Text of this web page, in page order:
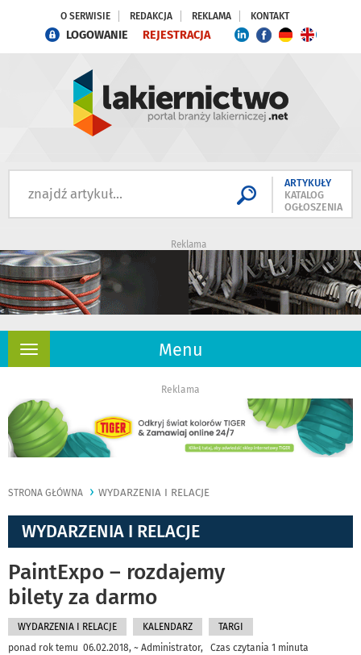
O SERWISIE REDAKCJA REKLAMA KONTAKT
LOGOWANIE REJESTRACJA
ARTYKUŁY
KATALOG
OGŁOSZENIA
Reklama
Menu
Rozwiń
Reklama
STRONA GŁÓWNA WYDARZENIA I RELACJE
WYDARZENIA I RELACJE
PaintExpo – rozdajemy
bilety za darmo
WYDARZENIA I RELACJE KALENDARZ
TARGI
ponad rok temu 06.02.2018, ~ Administrator, Czas czytania 1 minuta